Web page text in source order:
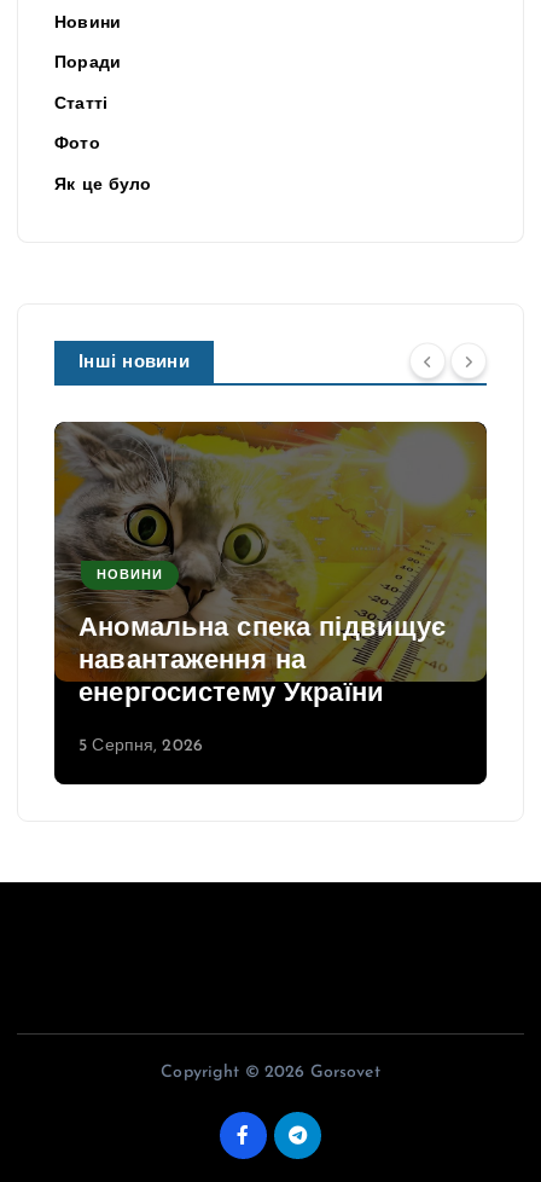
Новини
Поради
Статті
Фото
Як це було
Інші новини
НОВИНИ
Аномальна спека підвищує
навантаження на
енергосистему України
5 Серпня, 2026
Copyright © 2026 Gorsovet